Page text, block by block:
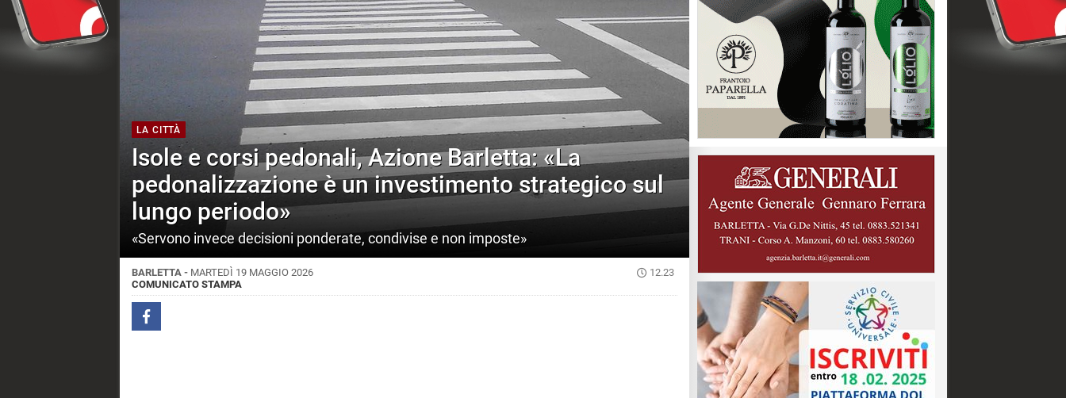
LA CITTÀ
Isole e corsi pedonali, Azione Barletta: «La
pedonalizzazione è un investimento strategico sul
lungo periodo»
«Servono invece decisioni ponderate, condivise e non imposte»
BARLETTA - MARTEDÌ 19 MAGGIO 2026
12.23
COMUNICATO STAMPA